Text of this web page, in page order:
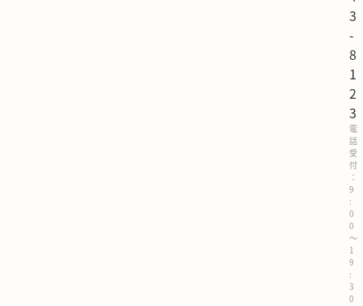
3
-
8
1
2
3
電
話
受
付
：
9
:
0
0
～
1
9
:
3
0